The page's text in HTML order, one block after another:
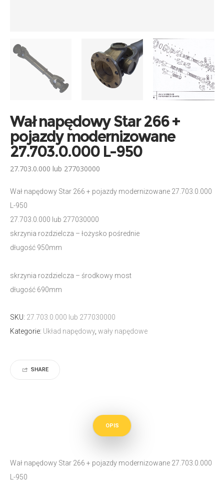
Wał napędowy Star 266 +
pojazdy modernizowane
27.703.0.000 L-950
27.703.0.000 lub 277030000
Wał napędowy Star 266 + pojazdy modernizowane 27.703.0.000
L-950
27.703.0.000 lub 277030000
skrzynia rozdzielcza – łożysko pośrednie
długość 950mm
skrzynia rozdzielcza – środkowy most
długość 690mm
SKU: 27.703.0.000 lub 277030000
Kategorie: Układ napędowy, wały napędowe
SHARE
OPIS
Wał napędowy Star 266 + pojazdy modernizowane 27.703.0.000
L-950